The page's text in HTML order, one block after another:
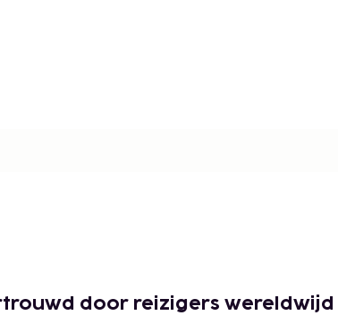
door reizigers wereldwijd